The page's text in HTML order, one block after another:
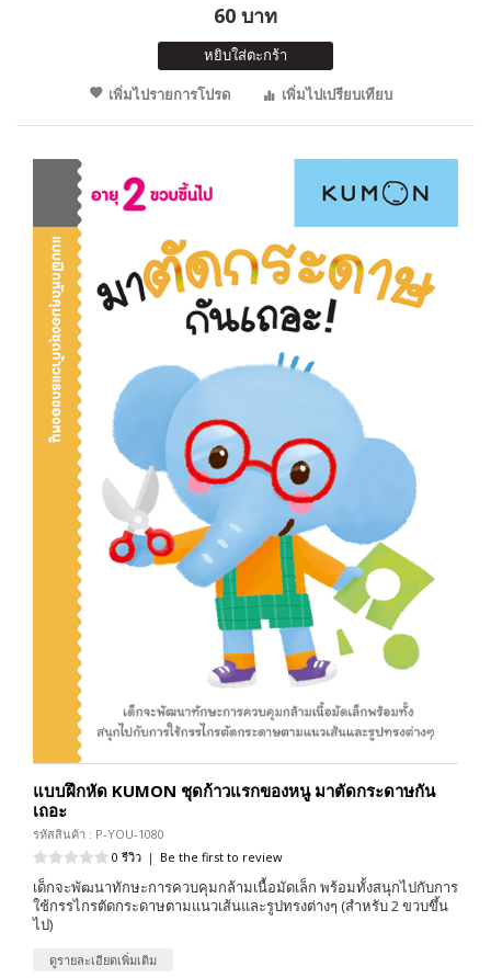
60 บาท
หยิบใส่ตะกร้า
เพิ่มไปรายการโปรด
เพิ่มไปเปรียบเทียบ
แบบฝึกหัด KUMON ชุดก้าวแรกของหนู มาตัดกระดาษกัน
เถอะ
รหัสสินค้า : P-YOU-1080
0 รีวิว | Be the first to review
เด็กจะพัฒนาทักษะการควบคุมกล้ามเนื้อมัดเล็ก พร้อมทั้งสนุกไปกับการ
ใช้กรรไกรตัดกระดาษตามแนวเส้นและรูปทรงต่างๆ (สำหรับ 2 ขวบขึ้น
ไป)
ดูรายละเอียดเพิ่มเติม